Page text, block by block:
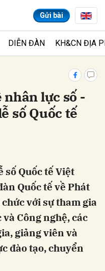
Gửi bài
DIỄN ĐÀN KH&CN ĐỊA
lực số -
số Quốc tế
Quốc tế Việt
Quốc tế về Phát
với sự tham gia
Công nghệ, các
giảng viên và
đào tạo, chuyển
Hủy Gửi